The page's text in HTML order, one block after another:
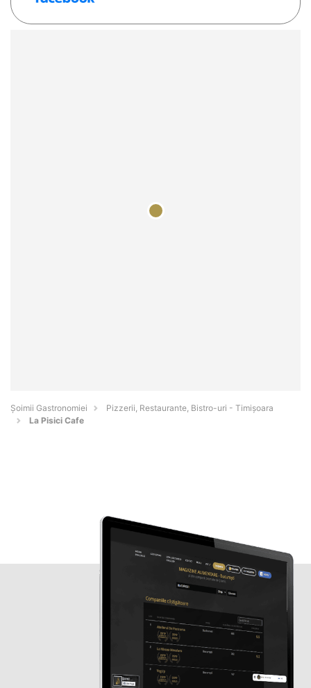
Șoimii Gastronomiei
Pizzerii, Restaurante, Bistro-uri - Timişoara
La Pisici Cafe